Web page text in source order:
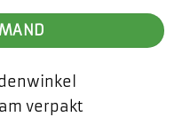
verpakt